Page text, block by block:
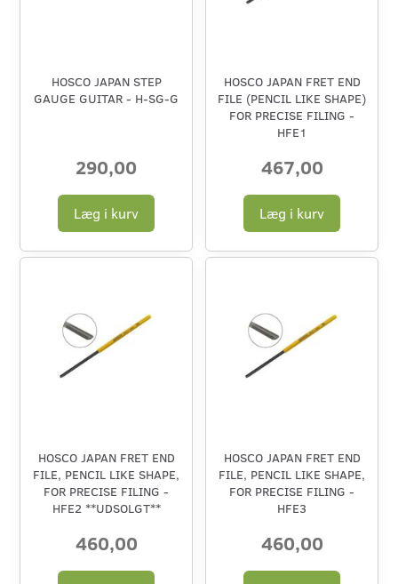
HOSCO JAPAN STEP
GAUGE GUITAR - H-SG-G
290,00
Læg i kurv
HOSCO JAPAN FRET END
FILE (PENCIL LIKE SHAPE)
FOR PRECISE FILING -
HFE1
467,00
Læg i kurv
HOSCO JAPAN FRET END
FILE, PENCIL LIKE SHAPE,
FOR PRECISE FILING -
HFE2 **UDSOLGT**
460,00
HOSCO JAPAN FRET END
FILE, PENCIL LIKE SHAPE,
FOR PRECISE FILING -
HFE3
460,00